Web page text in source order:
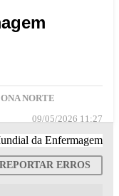
NORTE
09/05/2026 11:27
REPORTAR ERROS